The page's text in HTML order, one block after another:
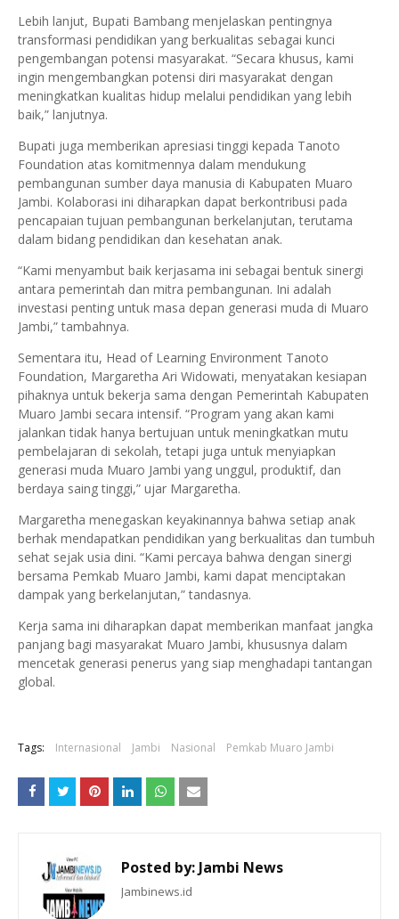
Lebih lanjut, Bupati Bambang menjelaskan pentingnya
transformasi pendidikan yang berkualitas sebagai kunci
pengembangan potensi masyarakat. “Secara khusus, kami
ingin mengembangkan potensi diri masyarakat dengan
meningkatkan kualitas hidup melalui pendidikan yang lebih
baik,” lanjutnya.
Bupati juga memberikan apresiasi tinggi kepada Tanoto
Foundation atas komitmennya dalam mendukung
pembangunan sumber daya manusia di Kabupaten Muaro
Jambi. Kolaborasi ini diharapkan dapat berkontribusi pada
pencapaian tujuan pembangunan berkelanjutan, terutama
dalam bidang pendidikan dan kesehatan anak.
“Kami menyambut baik kerjasama ini sebagai bentuk sinergi
antara pemerintah dan mitra pembangunan. Ini adalah
investasi penting untuk masa depan generasi muda di Muaro
Jambi,” tambahnya.
Sementara itu, Head of Learning Environment Tanoto
Foundation, Margaretha Ari Widowati, menyatakan kesiapan
pihaknya untuk bekerja sama dengan Pemerintah Kabupaten
Muaro Jambi secara intensif. “Program yang akan kami
jalankan tidak hanya bertujuan untuk meningkatkan mutu
pembelajaran di sekolah, tetapi juga untuk menyiapkan
generasi muda Muaro Jambi yang unggul, produktif, dan
berdaya saing tinggi,” ujar Margaretha.
Margaretha menegaskan keyakinannya bahwa setiap anak
berhak mendapatkan pendidikan yang berkualitas dan tumbuh
sehat sejak usia dini. “Kami percaya bahwa dengan sinergi
bersama Pemkab Muaro Jambi, kami dapat menciptakan
dampak yang berkelanjutan,” tandasnya.
Kerja sama ini diharapkan dapat memberikan manfaat jangka
panjang bagi masyarakat Muaro Jambi, khususnya dalam
mencetak generasi penerus yang siap menghadapi tantangan
global.
Tags: Internasional Jambi Nasional Pemkab Muaro Jambi
Posted by:Jambi News
Jambinews.id